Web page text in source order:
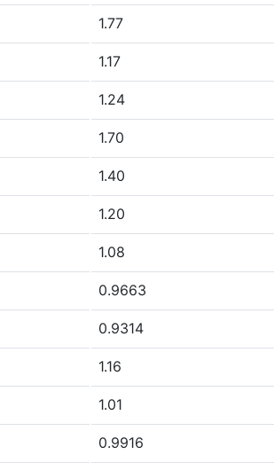
1.77
1.17
1.24
1.70
1.40
1.20
1.08
0.9663
0.9314
1.16
1.01
0.9916